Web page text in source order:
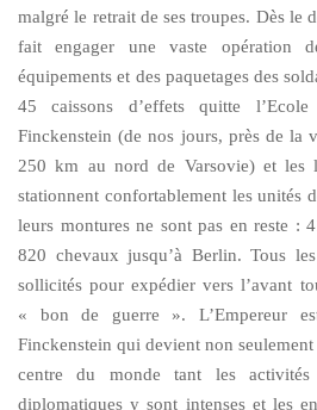
malgré le retrait de ses troupes. Dès le
fait engager une vaste opération
équipements et des paquetages des
45 caissons d’effets quitte
Finckenstein (de nos jours, près de la
250 km au nord de Varsovie) et les
stationnent confortablement les unités
leurs montures ne sont pas en reste :
820 chevaux jusqu’à Berlin. Tous
sollicités pour expédier vers l’avant
« bon de guerre ». L’Empereur
Finckenstein qui devient non
centre du monde tant les activités
diplomatiques y sont intenses et les